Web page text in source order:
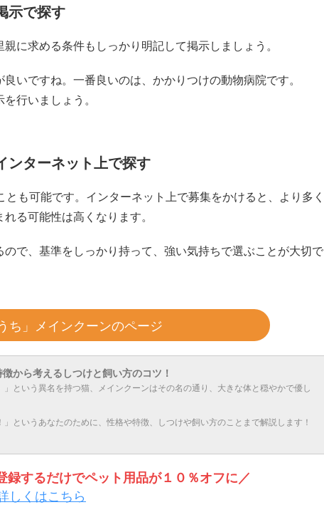
示で探す
に求める条件もしっかり明記して掲示しましょう。
いですね。一番良いのは、かかりつけの動物病院です。
行いましょう。
ンターネット上で探す
も可能です。インターネット上で募集をかけると、より多く
る可能性は高くなります。
で、基準をしっかり持って、強い気持ちで選ぶことが大切で
ち」メインクーンのページ
から考えるしつけと飼い方のコツ！
」という異名を持つ猫、メインクーンはその名の通り、大きな体と穏やかで優し
というあなたのために、性格や特徴、しつけや飼い方のことまで解説します！
するだけでペット用品が１０％オフに／
しくはこちら